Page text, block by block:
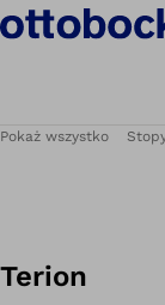
Pokaż wszystko
Terion